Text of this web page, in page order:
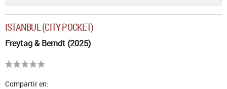
ISTANBUL (CITY POCKET)
Freytag & Berndt (2025)
Compartir en: